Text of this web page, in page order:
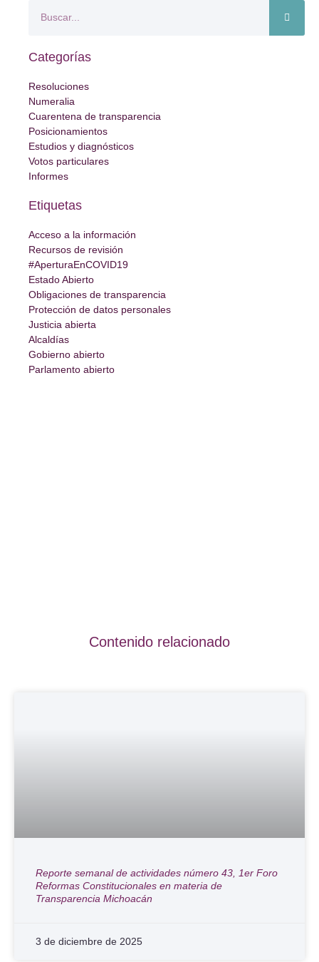
Categorías
Resoluciones
Numeralia
Cuarentena de transparencia
Posicionamientos
Estudios y diagnósticos
Votos particulares
Informes
Etiquetas
Acceso a la información
Recursos de revisión
#AperturaEnCOVID19
Estado Abierto
Obligaciones de transparencia
Protección de datos personales
Justicia abierta
Alcaldías
Gobierno abierto
Parlamento abierto
Contenido relacionado
Reporte semanal de actividades número 43, 1er Foro
Reformas Constitucionales en materia de
Transparencia Michoacán
3 de diciembre de 2025